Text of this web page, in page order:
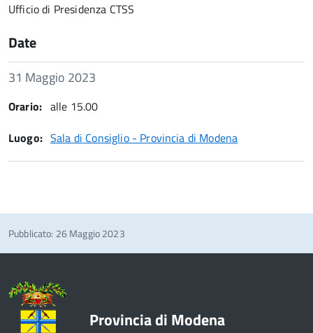
Ufficio di Presidenza CTSS
Date
Data
31 Maggio 2023
Orario: alle 15.00
Luogo: Sala di Consiglio - Provincia di Modena
Pubblicato: 26 Maggio 2023
Provincia di Modena